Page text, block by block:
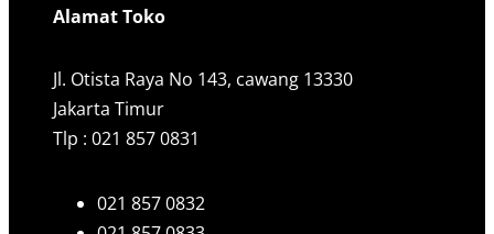
Alamat Toko
Jl. Otista Raya No 143, cawang 13330
Jakarta Timur
Tlp : 021 857 0831
021 857 0832